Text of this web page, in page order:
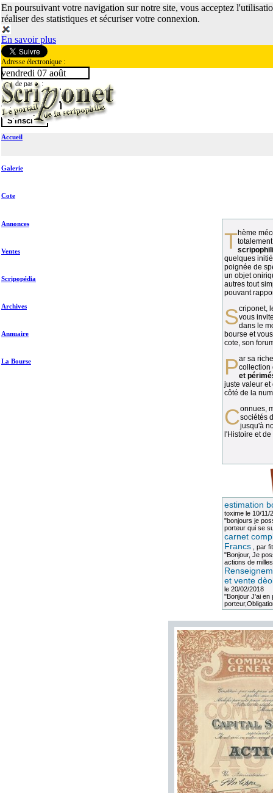
En poursuivant votre navigation sur notre site, vous acceptez
réaliser des statistiques et sécuriser votre connexion.
En savoir plus
Adresse électronique :
Mot de passe :
vendredi 07 août
Accueil
Galerie
Cote
Annonces
Ventes
Scripopédia
Archives
Annuaire
La Bourse
Thème méconnu des collectionneurs et
quelques
poignée de
un objet
autres tout
pouvant
vous
dans le
bourse et
cote, son
Par sa richesse et sa diversité, lacollection
et
juste valeur et
côté de la
Connues, méconnues, ou inconnues, lessociétés
jusqu'à
l'Histoire et
estimation
toximele 10/11/
"bonjours je
porteur qui se
carnet
Francs, par
"Bonjour, Je
actions de
et vente
le 20/02/2018
"Bonjour J'ai en